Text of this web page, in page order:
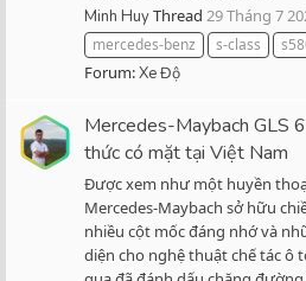
Minh HuyThread 29 Tháng 7
mercedes-benz
s-class
Forum:Xe Độ
Mercedes-Maybach GLS
thức có mặt tại Việt Nam
Được xem như một huyền
Mercedes-Maybach sở hữu
nhiều cột mốc đáng nhớ và
diện cho nghệ thuật chế tác ô